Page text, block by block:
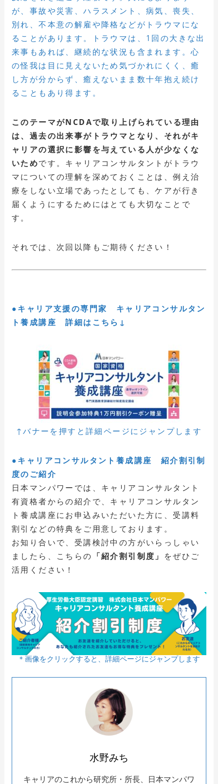
が、事故や災害、ハラスメント、病気、喪失、
別れ、不本意の解雇や降格などがトラウマにな
ることがあります。トラウマは、1回の大きな出
来事もあれば、継続的な状況も含まれます。心
の怪我は目に見えないため気づかれにくく、癒
し方が分からず、癒えないまま数十年抱え続け
ることもあり得ます。
このテーマがNCDAで取り上げられている理由
は、過去の出来事がトラウマとなり、それがキ
ャリアの選択に影響を与えている人が少なくな
いためです。キャリアコンサルタントがトラウ
マについての理解を深めておくことは、例え治
療をしない立場であったとしても、ケアが行き
届くようにするためにはとても大切なことで
す。
それでは、次回以降もご期待ください！
●キャリア支援の専門家 キャリアコンサルタン
ト養成講座 詳細はこちら↓
↑バナーを押すと詳細ページにジャンプします
●キャリアコンサルタント養成講座 紹介割引制
度のご紹介
日本マンパワーでは、キャリアコンサルタント
有資格者からの紹介で、キャリアコンサルタン
ト養成講座にお申込みいただいた方に、受講料
割引などの特典をご用意しております。
お知り合いで、受講検討中の方がいらっしゃい
ましたら、こちらの 「紹介割引制度」
をぜひご
活用ください！
＊画像をクリックすると、詳細ページにジャンプします
水野みち
キャリアのこれから研究所・所長、日本マンパワ